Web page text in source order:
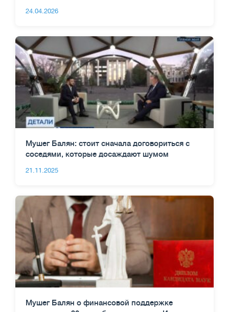
24.04.2026
Мушег Балян: стоит сначала договориться с
соседями, которые досаждают шумом
21.11.2025
Мушег Балян о финансовой поддержке